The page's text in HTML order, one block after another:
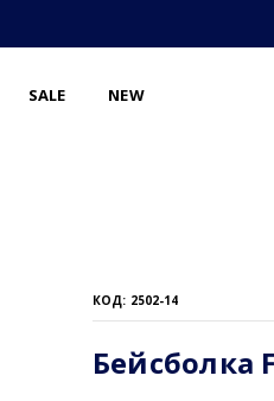
SALE NEW
КОД: 2502-14
Бейсболка